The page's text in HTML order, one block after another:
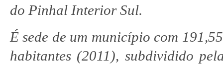
do Pinhal Interior Sul.
É sede de um município com
habitantes (2011), subdividido